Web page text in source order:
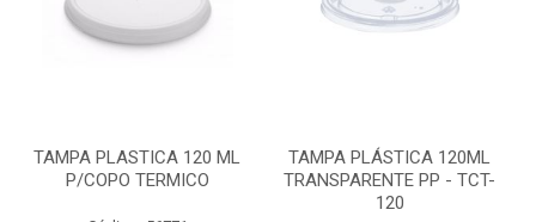
TAMPA PLASTICA 120 ML
P/COPO TERMICO
TAMPA PLÁSTICA 120ML
TRANSPARENTE PP - TCT-
120